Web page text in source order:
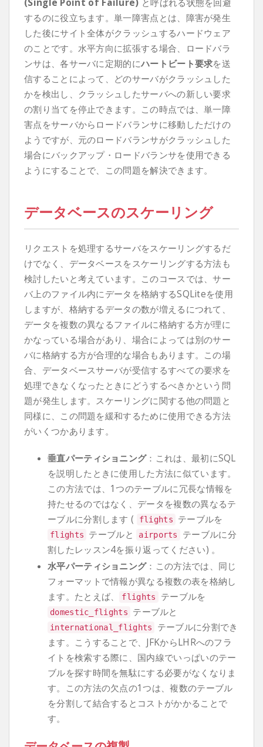
(Single Point of Failure) と呼ばれる状態を回避
するのに役立ちます。単一障害点とは、障害が発生
した後にサイト全体がクラッシュするハードウェア
のことです。水平方向に拡張する場合、ロードバラ
ンサは、各サーバに定期的にハートビート要求を送
信することによって、どのサーバがクラッシュした
かを検出し、クラッシュしたサーバへの新しい要求
の割り当てを停止できます。この時点では、単一障
害点をサーバからロードバランサに移動しただけの
ようですが、元のロードバランサがクラッシュした
場合にバックアップ・ロードバランサを使用できる
ようにすることで、この問題を解決できます。
データベースのスケーリング
リクエストを処理するサーバをスケーリングするだ
けでなく、データベースをスケーリングする方法も
検討したいと考えています。このコースでは、サー
バ上のファイル内にデータを格納するSQLiteを使用
しますが、格納するデータの数が増えるにつれて、
データを複数の異なるファイルに格納する方が理に
かなっている場合があり、場合によっては別のサー
バに格納する方が合理的な場合もあります。この場
合、データベースサーバが受信するすべての要求を
処理できなくなったときにどうするべきかという問
題が発生します。スケーリングに関する他の問題と
同様に、この問題を緩和するために使用できる方法
がいくつかあります。
垂直パーティショニング：これは、最初にSQL
を説明したときに使用した方法に似ています。
この方法では、1つのテーブルに冗長な情報を
持たせるのではなく、データを複数の異なるテ
ーブルに分割します (
flights テーブルを
flights テーブルと airports
テーブルに分
割したレッスン4を振り返ってください) 。
水平パーティショニング：この方法では、同じ
フォーマットで情報が異なる複数の表を格納し
ます。たとえば、
flights テーブルを
domestic_flights テーブルと
international_flights
テーブルに分割でき
ます。こうすることで、JFKからLHRへのフラ
イトを検索する際に、国内線でいっぱいのテー
ブルを探す時間を無駄にする必要がなくなりま
す。この方法の欠点の1つは、複数のテーブル
を分割して結合するとコストがかかることで
す。